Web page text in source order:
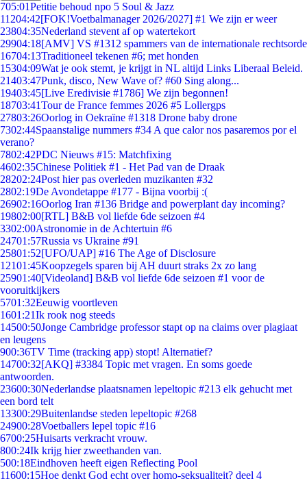
705:01Petitie behoud npo 5 Soul & Jazz
11204:42[FOK!Voetbalmanager 2026/2027] #1 We zijn er weer
23804:35Nederland stevent af op watertekort
29904:18[AMV] VS #1312 spammers van de internationale rechtsorde
16704:13Traditioneel tekenen #6; met honden
15304:09Wat je ook stemt, je krijgt in NL altijd Links Liberaal Beleid.
21403:47Punk, disco, New Wave of? #60 Sing along...
19403:45[Live Eredivisie #1786] We zijn begonnen!
18703:41Tour de France femmes 2026 #5 Lollergps
27803:26Oorlog in Oekraïne #1318 Drone baby drone
7302:44Spaanstalige nummers #34 A que calor nos pasaremos por el
verano?
7802:42PDC Nieuws #15: Matchfixing
4602:35Chinese Politiek #1 - Het Pad van de Draak
28202:24Post hier pas overleden muzikanten #32
2802:19De Avondetappe #177 - Bijna voorbij :(
26902:16Oorlog Iran #136 Bridge and powerplant day incoming?
19802:00[RTL] B&B vol liefde 6de seizoen #4
3302:00Astronomie in de Achtertuin #6
24701:57Russia vs Ukraine #91
25801:52[UFO/UAP] #16 The Age of Disclosure
12101:45Koopzegels sparen bij AH duurt straks 2x zo lang
25901:40[Videoland] B&B vol liefde 6de seizoen #1 voor de
vooruitkijkers
5701:32Eeuwig voortleven
1601:21Ik rook nog steeds
14500:50Jonge Cambridge professor stapt op na claims over plagiaat
en leugens
900:36TV Time (tracking app) stopt! Alternatief?
14700:32[AKQ] #3384 Topic met vragen. En soms goede
antwoorden.
23600:30Nederlandse plaatsnamen lepeltopic #213 elk gehucht met
een bord telt
13300:29Buitenlandse steden lepeltopic #268
24900:28Voetballers lepel topic #16
6700:25Huisarts verkracht vrouw.
800:24Ik krijg hier zweethanden van.
500:18Eindhoven heeft eigen Reflecting Pool
11600:15Hoe denkt God echt over homo-seksualiteit? deel 4